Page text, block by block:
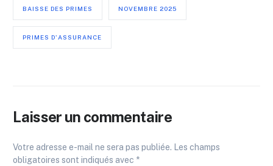
BAISSE DES PRIMES NOVEMBRE 2025
PRIMES D'ASSURANCE
Laisser un commentaire
Votre adresse e-mail ne sera pas publiée. Les champs
obligatoires sont indiqués avec *